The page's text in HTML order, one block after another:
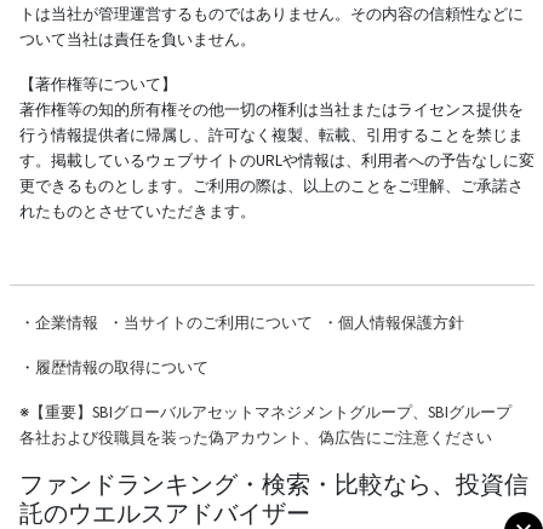
トは当社が管理運営するものではありません。その内容の信頼性などに
ついて当社は責任を負いません。
【著作権等について】
著作権等の知的所有権その他一切の権利は当社またはライセンス提供を
行う情報提供者に帰属し、許可なく複製、転載、引用することを禁じま
す。掲載しているウェブサイトのURLや情報は、利用者への予告なしに変
更できるものとします。ご利用の際は、以上のことをご理解、ご承諾さ
れたものとさせていただきます。
・ 企業情報 ・ 当サイトのご利用について ・ 個人情報保護方針
・ 履歴情報の取得について
※【重要】SBIグローバルアセットマネジメントグループ、SBIグループ
各社および役職員を装った偽アカウント、偽広告にご注意ください
ファンドランキング・検索・比較なら、投資信
託のウエルスアドバイザー